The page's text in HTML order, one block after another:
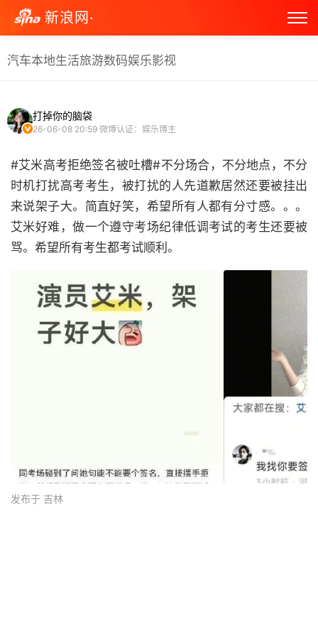
新浪网·
汽车本地生活旅游数码娱乐影视
打掉你的脑袋
26-06-08 20:59 微博认证：娱乐博主
#艾米高考拒绝签名被吐槽#不分场合，不分地点，不分
时机打扰高考考生，被打扰的人先道歉居然还要被挂出
来说架子大。简直好笑，希望所有人都有分寸感。。。
艾米好难，做一个遵守考场纪律低调考试的考生还要被
骂。希望所有考生都考试顺利。 ​
发布于 吉林